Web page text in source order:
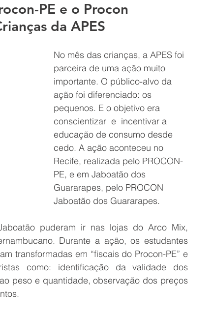
PE e o Procon
da APES
No mês das crianças, a APES foi
parceira de uma ação muito
importante. O público-alvo da
ação foi diferenciado: os
pequenos. E o objetivo era
conscientizar  e  incentivar a
educação de consumo desde
cedo. A ação aconteceu no
Recife, realizada pelo PROCON-
PE, e em Jaboatão dos
Guararapes, pelo PROCON
Jaboatão dos Guararapes.
puderam ir nas lojas do Arco Mix,
Durante a ação, os estudantes
transformadas em “fiscais do Procon-PE” e
como: identificação da validade dos
peso e quantidade, observação dos preços